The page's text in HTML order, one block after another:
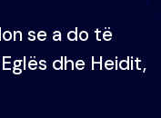
se a do të
dhe Heidit,